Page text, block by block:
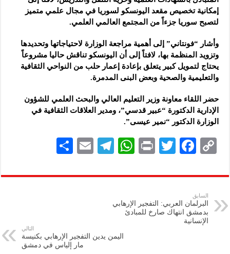
إمكانية تخصيص مقعد اليونسكو لسوريا في مجال علمي متميز
لتصبح سوريا جزءاً من المجتمع العالمي العلمي.
وأشار “فونتاني” إلى أهمية مراجعة الوزارة لاحتياجاتها وتحديدها
وتزويد المنظمة بها، لافتاً إلى أن اليونسكو تناقش حاليا مشروعاً
يحتاج لتمويل كبير يتعلق بإعادة إعمار حلب من النواحي الثقافية
والتعليمية والصحية وبعض البنى المدمرة.
حضر اللقاء معاونة وزير التعليم العالي والبحث العلمي للشؤون
الإدارية الدكتورة “عبير قدسي”، ومدير العلاقات الثقافية في
الوزارة الدكتور “نمير عيسى”.
C
p
y
Li
n
F
eb
k
T
tt
P
nt
W
at
A
p
Te
gr
E
ai
ar
السابق
البرلمان العربي: التفجير الإرهابي
بدمشق انتهاك صارخ للمبادئ
الإنسانية
التالي
اليمن يدين التفجير الإرهابي بكنيسة
مار إلياس في دمشق